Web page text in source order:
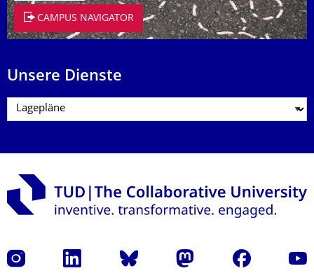
CAMPUS NAVIGATOR
Unsere Dienste
Instagram LinkedIn Bluesky Mastodon Facebook